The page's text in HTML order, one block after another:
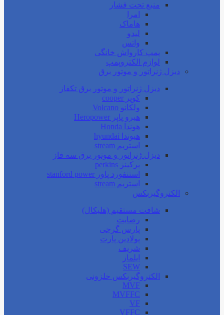
منبع تحت فشار
امرا
هاماک
لیدو
واتس
پمپ کارواش خانگی
لوازم الکتروپمپ
دیزل ژنراتور و موتور برق
دیزل ژنراتور و موتور برق تکفاز
کوپر cooper
ولکانو Volcano
هیرو پاپر Heropower
هوندا Honda
هیوندا hyundai
استریم stream
دیزل ژنراتور و موتور برق سه فاز
پرکینز perkins
استنفورد پاور stanford power
استریم stream
الکتروگیربکس
شافت مستقیم (هلیکال)
رضایت
پارس گرجی
پولادین پارت
شریف
ایلماز
SEW
الکتروگیربکس حلزونی
MVF
MVFFC
VF
VFFC